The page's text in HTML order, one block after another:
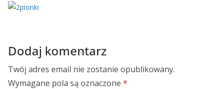
Dodaj komentarz
Twój adres email nie zostanie opublikowany.
Wymagane pola są oznaczone *